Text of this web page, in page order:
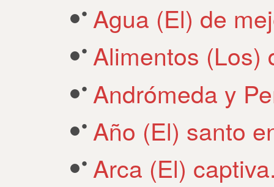
Agua (El) de
Alimentos (Los)
Andrómeda y
Año (El) santo
Arca (El)